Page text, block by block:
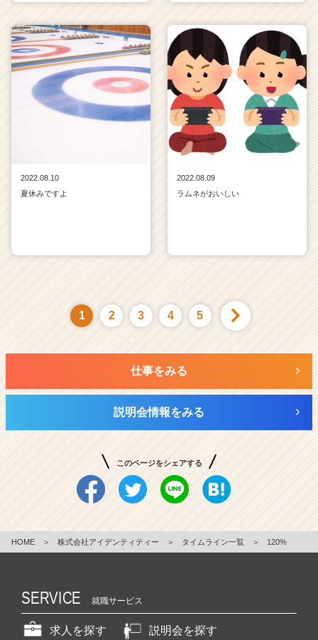
2022.08.10
夏休みですよ
2022.08.09
ラムネがおいしい
1 2 3 4 5
仕事をみる
説明会情報をみる
このページをシェアする
HOME ＞ 株式会社アイデンティティー ＞ タイムライン一覧 ＞ 120%
SERVICE 就職サービス
求人を探す
説明会を探す